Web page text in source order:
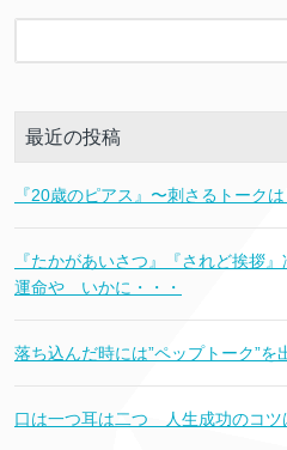
最近の投稿
『20歳のピアス』〜刺さるトークは
『たかがあいさつ』『されど挨拶
運命や いかに・・・
落ち込んだ時には”ペップトーク”を
口は一つ耳は二つ 人生成功のコツ